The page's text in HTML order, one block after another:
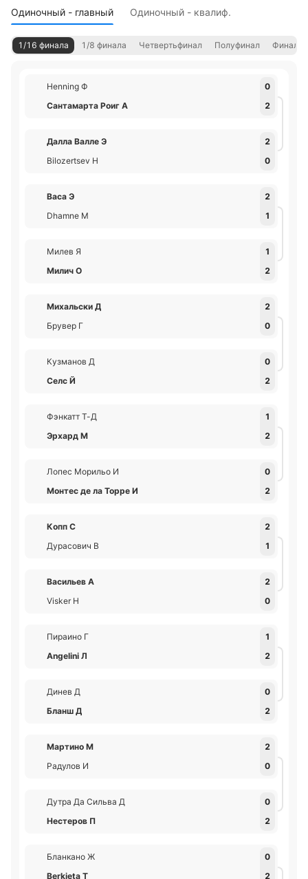
Одиночный - главный Одиночный - квалиф.
1/16 финала 1/8 финала Четвертьфинал Полуфинал Финал
Henning Ф
0
Сантамарта Роиг А
2
Далла Валле Э
2
Bilozertsev Н
0
Васа Э
2
Dhamne М
1
Милев Я
1
Милич О
2
Михальски Д
2
Брувер Г
0
Кузманов Д
0
Селс Й
2
Фэнкатт Т-Д
1
Эрхард М
2
Лопес Морильо И
0
Монтес де ла Торре И
2
Копп С
2
Дурасович В
1
Васильев А
2
Visker Н
0
Пираино Г
1
Angelini Л
2
Динев Д
0
Бланш Д
2
Мартино М
2
Радулов И
0
Дутра Да Сильва Д
0
Нестеров П
2
Бланкано Ж
0
Berkieta Т
2